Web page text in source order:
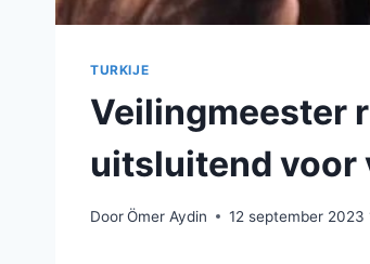
TURKIJE
Veilingmeester
uitsluitend voor
DoorÖmer Aydin 12 september 2023